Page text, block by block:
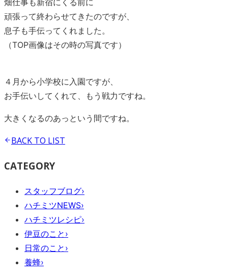
畑仕事も新宿にくる前に
頑張って終わらせてきたのですが、
息子も手伝ってくれました。
（TOP画像はその時の写真です）
４月から小学校に入園ですが、
お手伝いしてくれて、もう戦力ですね。
大きくなるのあっという間ですね。
BACK TO LIST
CATEGORY
スタッフブログ›
ハチミツNEWS›
ハチミツレシピ›
伊豆のこと ›
日常のこと ›
養蜂›